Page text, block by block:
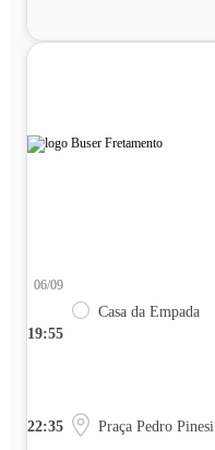
19:55
06/09
Casa da Empada
22:35 Praça Pedro Pinesi